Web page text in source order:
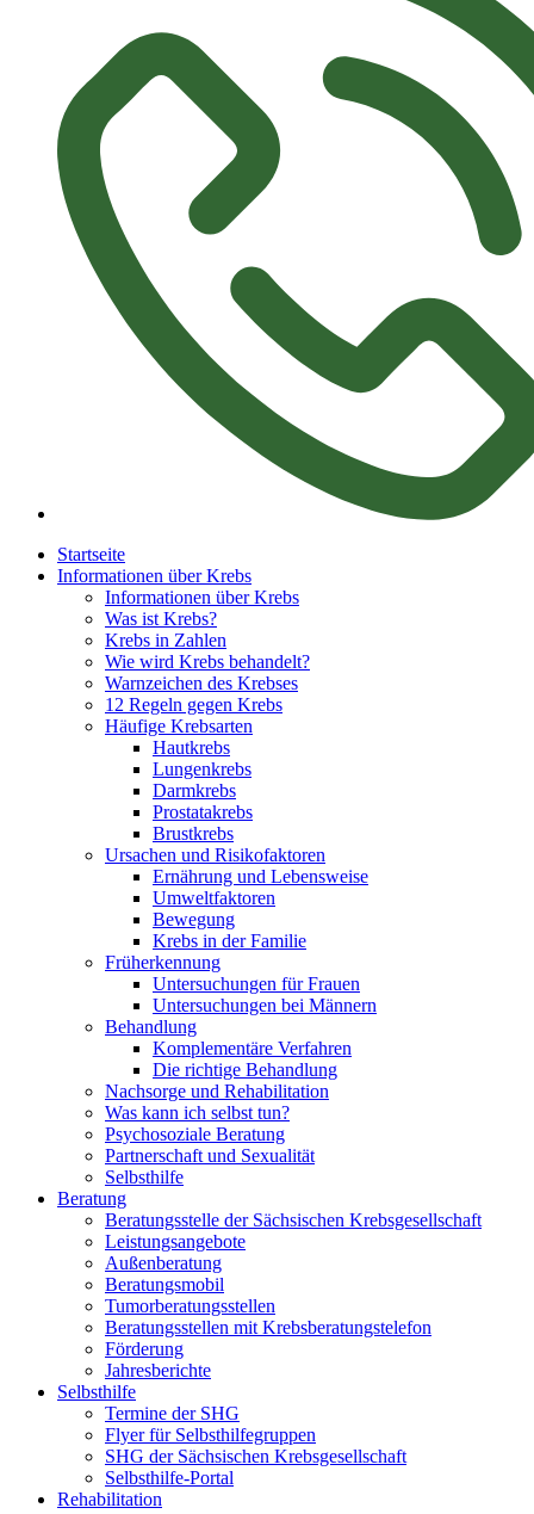
Startseite
Informationen über Krebs
Informationen über Krebs
Was ist Krebs?
Krebs in Zahlen
Wie wird Krebs behandelt?
Warnzeichen des Krebses
12 Regeln gegen Krebs
Häufige Krebsarten
Hautkrebs
Lungenkrebs
Darmkrebs
Prostatakrebs
Brustkrebs
Ursachen und Risikofaktoren
Ernährung und Lebensweise
Umweltfaktoren
Bewegung
Krebs in der Familie
Früherkennung
Untersuchungen für Frauen
Untersuchungen bei Männern
Behandlung
Komplementäre Verfahren
Die richtige Behandlung
Nachsorge und Rehabilitation
Was kann ich selbst tun?
Psychosoziale Beratung
Partnerschaft und Sexualität
Selbsthilfe
Beratung
Beratungsstelle der Sächsischen Krebsgesellschaft
Leistungsangebote
Außenberatung
Beratungsmobil
Tumorberatungsstellen
Beratungsstellen mit Krebsberatungstelefon
Förderung
Jahresberichte
Selbsthilfe
Termine der SHG
Flyer für Selbsthilfegruppen
SHG der Sächsischen Krebsgesellschaft
Selbsthilfe-Portal
Rehabilitation